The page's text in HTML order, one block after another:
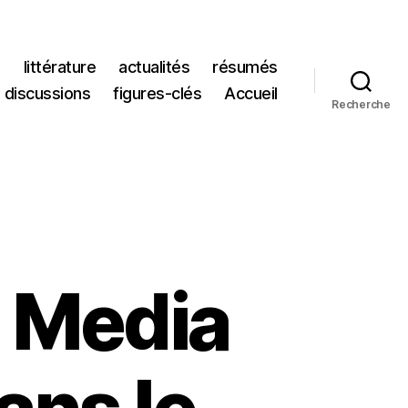
littérature actualités
résumés
discussions
figures-clés Accueil
Recherche